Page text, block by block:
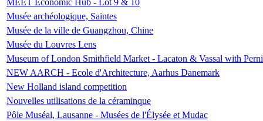
MEET Economic Hub - Lot 9 & 10
Musée archéologique, Saintes
Musée de la ville de Guangzhou, Chine
Musée du Louvres Lens
Museum of London Smithfield Market - Lacaton & Vassal with
NEW AARCH - Ecole d'Architecture, Aarhus Danemark
New Holland island competition
Nouvelles utilisations de la céraminque
Pôle Muséal, Lausanne - Musées de l'Élysée et Mudac